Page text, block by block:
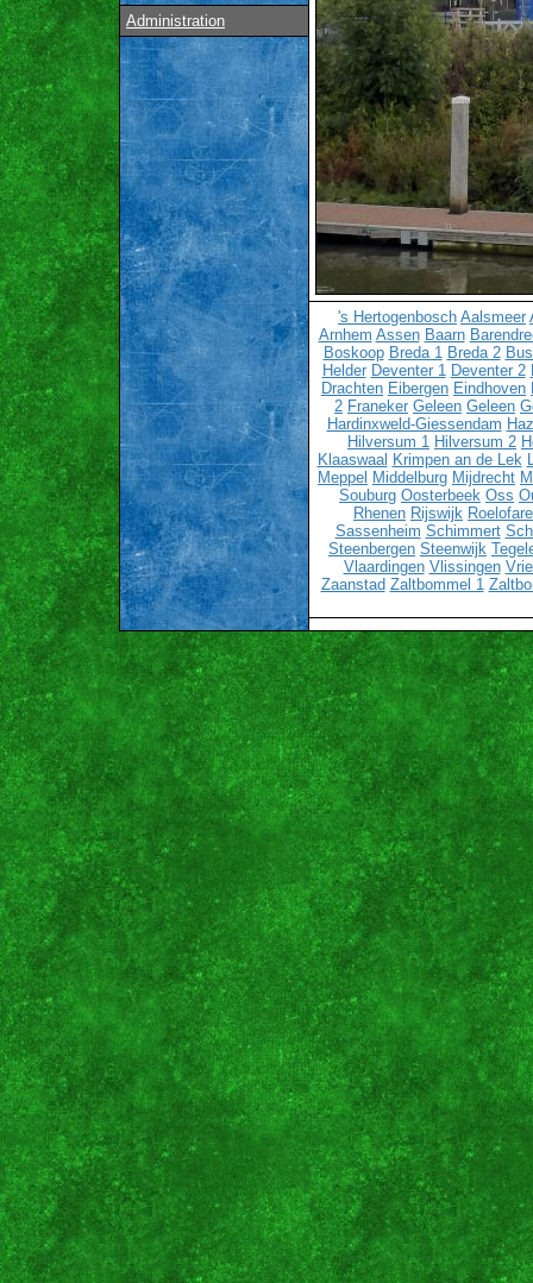
Administration
's Hertogenbosch Aalsmeer
Arnhem Assen Baarn
Boskoop Breda 1 Breda 2
Helder Deventer 1 Deventer 2
Drachten Eibergen Eindhoven
2 Franeker Geleen Geleen
Hardinxweld-Giessendam
Hilversum 1 Hilversum 2
Klaaswaal Krimpen an de Lek
Meppel Middelburg Mijdrecht
Souburg Oosterbeek Oss
Rhenen Rijswijk
Sassenheim Schimmert
Steenbergen Steenwijk
Vlaardingen Vlissingen
Zaanstad Zaltbommel 1